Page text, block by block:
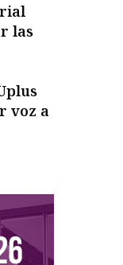
las
voz a